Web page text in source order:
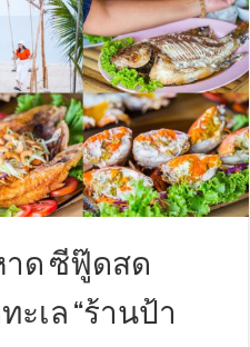
ด ซีฟู๊ดสด
เล “ร้านป้า